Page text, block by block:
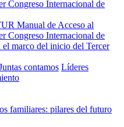
Congreso Internacional de
Manual de Acceso al
Congreso Internacional de
marco del inicio del Tercer
contamos Líderes
familiares: pilares del futuro